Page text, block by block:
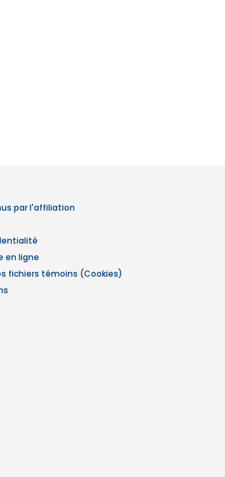
par l'affiliation
en ligne
fichiers témoins (Cookies)